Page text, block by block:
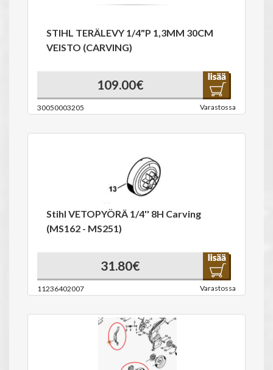
STIHL TERÄLEVY 1/4"P 1,3MM 30CM
VEISTO (CARVING)
109.00€
30050003205 Varastossa
Stihl VETOPYÖRÄ 1/4'' 8H Carving
(MS162 - MS251)
31.80€
11236402007 Varastossa